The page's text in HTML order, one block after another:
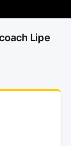
Lipe